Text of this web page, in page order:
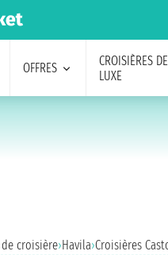
OFFRES
CROISIÈRES DE
LUXE
croisière›Havila›Croisières